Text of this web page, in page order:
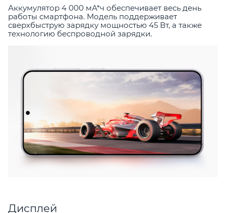
Аккумулятор 4 000 мА*ч обеспечивает весь день
работы смартфона. Модель поддерживает
сверхбыструю зарядку мощностью 45 Вт, а также
технологию беспроводной зарядки.
Дисплей